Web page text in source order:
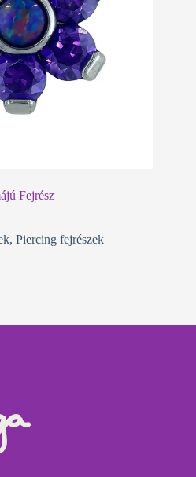
Fejrész
, Piercing fejrészek